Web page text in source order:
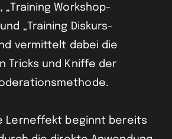
„Training Workshop-
„Training Diskurs-
vermittelt dabei die
Tricks und Kniffe der
Lerneffekt beginnt bereits